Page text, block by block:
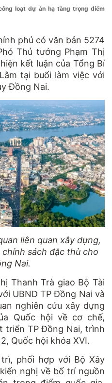
loạt dự án hạ tầng trọng điểm
phủ có văn bản 5274
Thủ tướng Phạm Thị
kết luận của Tổng Bí
tại buổi làm việc với
Đồng Nai.
liên quan xây dựng,
sách đặc thù cho
Nai.
Thanh Trà giao Bộ Tài
UBND TP Đồng Nai và
nghiên cứu xây dựng
Quốc hội về cơ chế,
triển TP Đồng Nai, trình
Quốc hội khóa XVI.
phối hợp với Bộ Xây
nghị về bố trí nguồn